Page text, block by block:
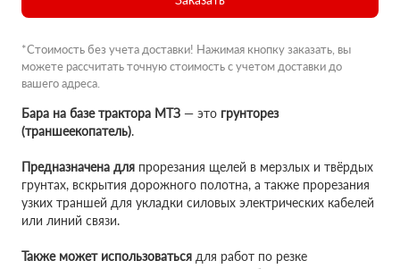
*Стоимость без учета доставки! Нажимая кнопку заказать, вы
можете рассчитать точную стоимость с учетом доставки до
вашего адреса.
Бара на базе трактора МТЗ — это грунторез
(траншеекопатель).
Предназначена для прорезания щелей в мерзлых и твёрдых
грунтах, вскрытия дорожного полотна, а также прорезания
узких траншей для укладки силовых электрических кабелей
или линий связи.
Также может использоваться для работ по резке